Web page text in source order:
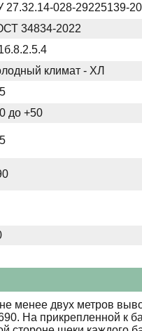
27.32.14-028-29225139-
34834-2022
климат - ХЛ
до +50
менее двух метров
На прикрепленной к